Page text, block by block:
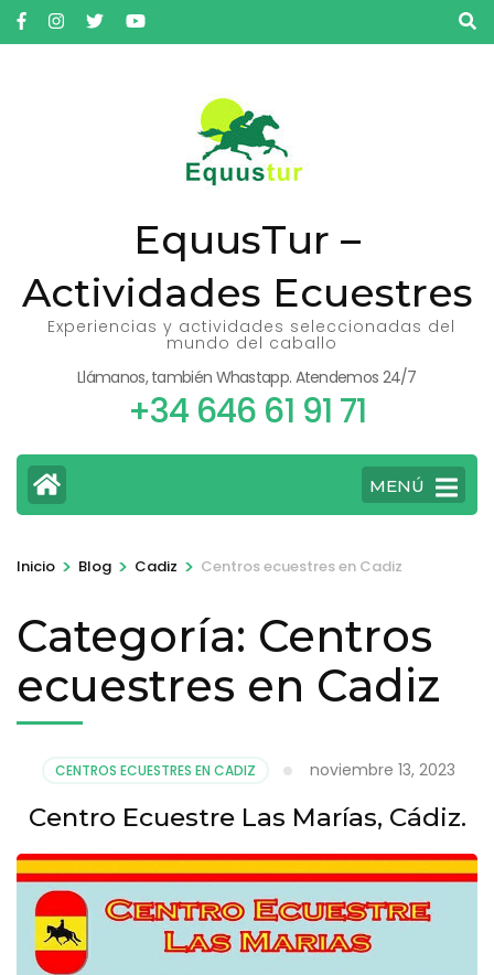
Saltar
al
EquusTur –
Actividades Ecuestres
Experiencias y actividades seleccionadas del
mundo del caballo
Llámanos, también Whastapp. Atendemos 24/7
+34 646 61 91 71
MENÚ
Inicio > Blog > Cadiz > Centros ecuestres en Cadiz
Categoría: Centros
ecuestres en Cadiz
CENTROS ECUESTRES EN CADIZ noviembre 13, 2023
Centro Ecuestre Las Marías, Cádiz.